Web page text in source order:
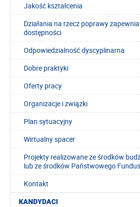
Jakość kształcenia
Działania na rzecz poprawy
dostępności
Odpowiedzialność dyscyplinarna
Dobre praktyki
Oferty pracy
Organizacje i związki
Plan sytuacyjny
Wirtualny spacer
Projekty realizowane ze środków
lub ze środków Państwowego
Kontakt
KANDYDACI